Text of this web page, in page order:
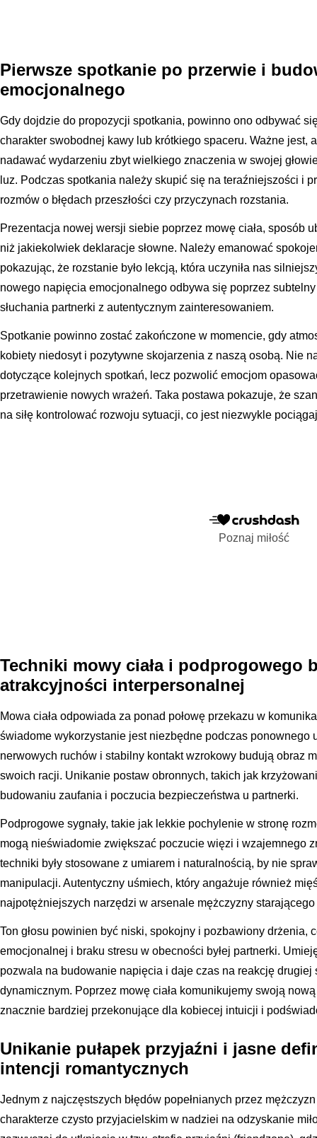
Pierwsze spotkanie po przerwie i
emocjonalnego
Gdy dojdzie do propozycji spotkania, powinno ono odbywać
charakter swobodnej kawy lub krótkiego spaceru. Ważne jest,
nadawać wydarzeniu zbyt wielkiego znaczenia w swojej
luz. Podczas spotkania należy skupić się na teraźniejszości i
rozmów o błędach przeszłości czy przyczynach rozstania.
Prezentacja nowej wersji siebie poprzez mowę ciała, sposób
niż jakiekolwiek deklaracje słowne. Należy emanować
pokazując, że rozstanie było lekcją, która uczyniła nas
nowego napięcia emocjonalnego odbywa się poprzez
słuchania partnerki z autentycznym zainteresowaniem.
Spotkanie powinno zostać zakończone w momencie, gdy
kobiety niedosyt i pozytywne skojarzenia z naszą osobą. Nie
dotyczące kolejnych spotkań, lecz pozwolić emocjom
przetrawienie nowych wrażeń. Taka postawa pokazuje, że
na siłę kontrolować rozwoju sytuacji, co jest niezwykle
Poznaj miłość
Techniki mowy ciała i podprogowego
atrakcyjności interpersonalnej
Mowa ciała odpowiada za ponad połowę przekazu w
świadome wykorzystanie jest niezbędne podczas ponownego
nerwowych ruchów i stabilny kontakt wzrokowy budują obraz
swoich racji. Unikanie postaw obronnych, takich jak
budowaniu zaufania i poczucia bezpieczeństwa u partnerki.
Podprogowe sygnały, takie jak lekkie pochylenie w stronę
mogą nieświadomie zwiększać poczucie więzi i wzajemnego
techniki były stosowane z umiarem i naturalnością, by nie
manipulacji. Autentyczny uśmiech, który angażuje również
najpotężniejszych narzędzi w arsenale mężczyzny
Ton głosu powinien być niski, spokojny i pozbawiony drżenia,
emocjonalnej i braku stresu w obecności byłej partnerki.
pozwala na budowanie napięcia i daje czas na reakcję drugiej
dynamicznym. Poprzez mowę ciała komunikujemy swoją
znacznie bardziej przekonujące dla kobiecej intuicji i
Unikanie pułapek przyjaźni i jasne
intencji romantycznych
Jednym z najczęstszych błędów popełnianych przez
charakterze czysto przyjacielskim w nadziei na odzyskanie